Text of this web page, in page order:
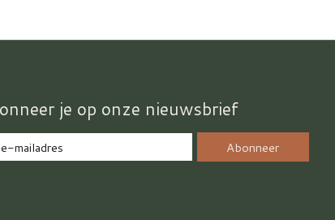
je op onze nieuwsbrief
Abonneer